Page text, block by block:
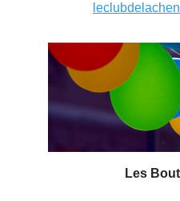
Les